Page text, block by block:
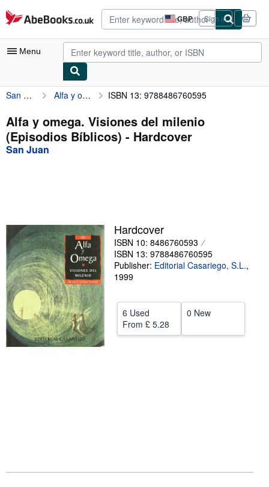
Skip to main content
AbeBooks.co.uk GBP
Site
shopping
preferences
Sign in
Menu
My Account
My Purchases
Advanced Search
Textbooks
Sellers
Start Selling
Help
CLOSE
San Juan Alfa y omega. Visiones del milenio (Episodios Bíblicos) ISBN 13: 9788486760595
Alfa y omega. Visiones del milenio
(Episodios Bíblicos) - Hardcover
San Juan
Hardcover
ISBN 10: 8486760593
ISBN 13: 9788486760595
Publisher: Editorial Casariego, S.L.,
1999
6 Used
From £ 5.28
0 New